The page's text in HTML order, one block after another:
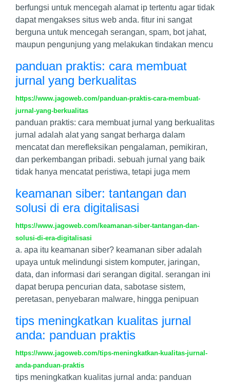
berfungsi untuk mencegah alamat ip tertentu agar tidak
dapat mengakses situs web anda. fitur ini sangat
berguna untuk mencegah serangan, spam, bot jahat,
maupun pengunjung yang melakukan tindakan mencu
panduan praktis: cara membuat
jurnal yang berkualitas
https://www.jagoweb.com/panduan-praktis-cara-membuat-
jurnal-yang-berkualitas
panduan praktis: cara membuat jurnal yang berkualitas
jurnal adalah alat yang sangat berharga dalam
mencatat dan merefleksikan pengalaman, pemikiran,
dan perkembangan pribadi. sebuah jurnal yang baik
tidak hanya mencatat peristiwa, tetapi juga mem
keamanan siber: tantangan dan
solusi di era digitalisasi
https://www.jagoweb.com/keamanan-siber-tantangan-dan-
solusi-di-era-digitalisasi
a. apa itu keamanan siber? keamanan siber adalah
upaya untuk melindungi sistem komputer, jaringan,
data, dan informasi dari serangan digital. serangan ini
dapat berupa pencurian data, sabotase sistem,
peretasan, penyebaran malware, hingga penipuan
tips meningkatkan kualitas jurnal
anda: panduan praktis
https://www.jagoweb.com/tips-meningkatkan-kualitas-jurnal-
anda-panduan-praktis
tips meningkatkan kualitas jurnal anda: panduan